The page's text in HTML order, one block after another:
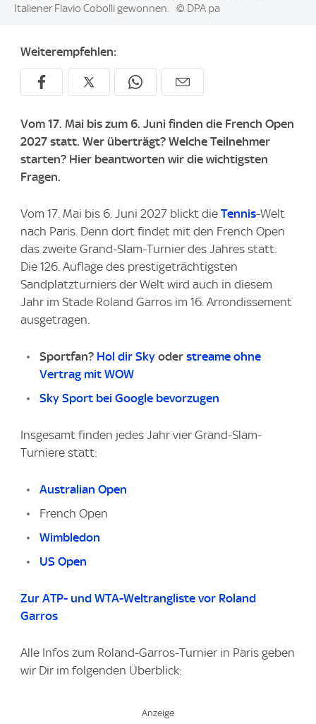
Italiener Flavio Cobolli gewonnen.
© DPA pa
Weiterempfehlen:
Vom 17. Mai bis zum 6. Juni finden die French Open
2027 statt. Wer überträgt? Welche Teilnehmer
starten? Hier beantworten wir die wichtigsten
Fragen.
Vom 17. Mai bis 6. Juni 2027 blickt die Tennis-Welt
nach Paris. Denn dort findet mit den French Open
das zweite Grand-Slam-Turnier des Jahres statt.
Die 126. Auflage des prestigeträchtigsten
Sandplatzturniers der Welt wird auch in diesem
Jahr im Stade Roland Garros im 16. Arrondissement
ausgetragen.
Sportfan? Hol dir Sky oder streame ohne
Vertrag mit WOW
Sky Sport bei Google bevorzugen
Insgesamt finden jedes Jahr vier Grand-Slam-
Turniere statt:
Australian Open
French Open
Wimbledon
US Open
Zur ATP- und WTA-Weltrangliste vor Roland
Garros
Alle Infos zum Roland-Garros-Turnier in Paris geben
wir Dir im folgenden Überblick: